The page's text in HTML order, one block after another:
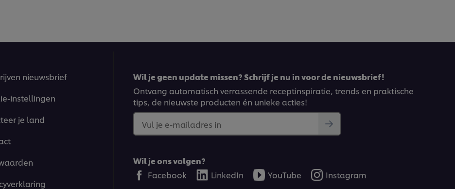
nieuwsbrief
instellingen
je land
Wil je geen update missen? Schrijf je nu in voor de nieuwsbrief!
Ontvang automatisch verrassende receptinspiratie, trends en praktische
tips, de nieuwste producten én unieke acties!
Vul je e-mailadres in
Wil je ons volgen?
Facebook
LinkedIn YouTube Instagram